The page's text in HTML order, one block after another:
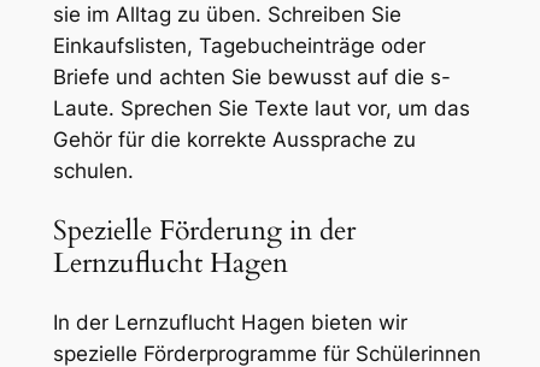
sie im Alltag zu üben. Schreiben Sie
Einkaufslisten, Tagebucheinträge oder
Briefe und achten Sie bewusst auf die s-
Laute. Sprechen Sie Texte laut vor, um das
Gehör für die korrekte Aussprache zu
schulen.
Spezielle Förderung in der
Lernzuflucht Hagen
In der Lernzuflucht Hagen bieten wir
spezielle Förderprogramme für Schülerinnen